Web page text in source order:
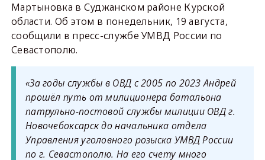
Мартыновка в Суджанском районе Курской
области. Об этом в понедельник, 19 августа,
сообщили в пресс-службе УМВД России по
Севастополю.
«За годы службы в ОВД с 2005 по 2023 Андрей
прошёл путь от милиционера батальона
патрульно-постовой службы милиции ОВД г.
Новочебоксарск до начальника отдела
Управления уголовного розыска УМВД России
по г. Севастополю. На его счету много